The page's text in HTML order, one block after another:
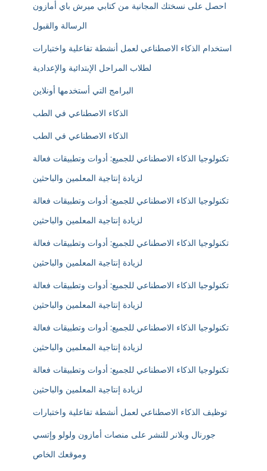
احصل على نسختك المجانية من كتابي ميرش باي أمازون
الرسالة والقبول
استخدام الذكاء الاصطناعي لعمل أنشطة تفاعلية واختبارات
لطلاب المراحل الإبتدائية والإعدادية
البرامج التي أستخدمها أونلاين
الذكاء الاصطناعي في الطب
الذكاء الاصطناعي في الطب
تكنولوجيا الذكاء الاصطناعي للجميع: أدوات وتطبيقات فعالة
لزيادة إنتاجية المعلمين والباحثين
تكنولوجيا الذكاء الاصطناعي للجميع: أدوات وتطبيقات فعالة
لزيادة إنتاجية المعلمين والباحثين
تكنولوجيا الذكاء الاصطناعي للجميع: أدوات وتطبيقات فعالة
لزيادة إنتاجية المعلمين والباحثين
تكنولوجيا الذكاء الاصطناعي للجميع: أدوات وتطبيقات فعالة
لزيادة إنتاجية المعلمين والباحثين
تكنولوجيا الذكاء الاصطناعي للجميع: أدوات وتطبيقات فعالة
لزيادة إنتاجية المعلمين والباحثين
تكنولوجيا الذكاء الاصطناعي للجميع: أدوات وتطبيقات فعالة
لزيادة إنتاجية المعلمين والباحثين
توظيف الذكاء الاصطناعي لعمل أنشطة تفاعلية واختبارات
جورنال وبلانر للنشر على منصات أمازون ولولو وإتسي
وموقعك الخاص